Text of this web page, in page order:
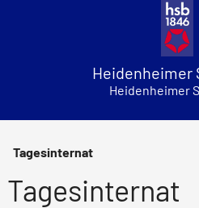
Heidenheimer
Heidenheimer
Tagesinternat
Tagesinternat